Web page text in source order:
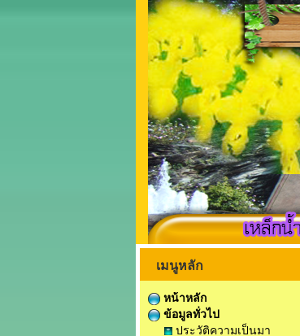
เมนูหลัก
หน้าหลัก
ข้อมูลทั่วไป
ประวัติความเป็นมา